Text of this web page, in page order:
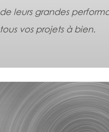
de leurs grandes
tous vos projets à bien.